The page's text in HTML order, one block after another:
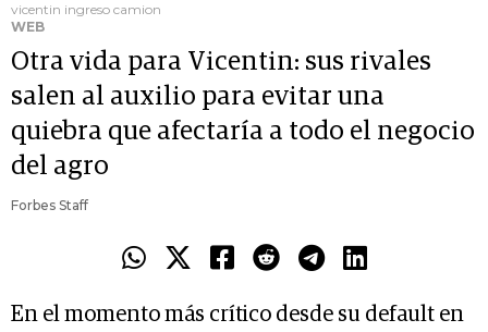
vicentin ingreso camion
WEB
Otra vida para Vicentin: sus rivales
salen al auxilio para evitar una
quiebra que afectaría a todo el negocio
del agro
Forbes Staff
En el momento más crítico desde su default en